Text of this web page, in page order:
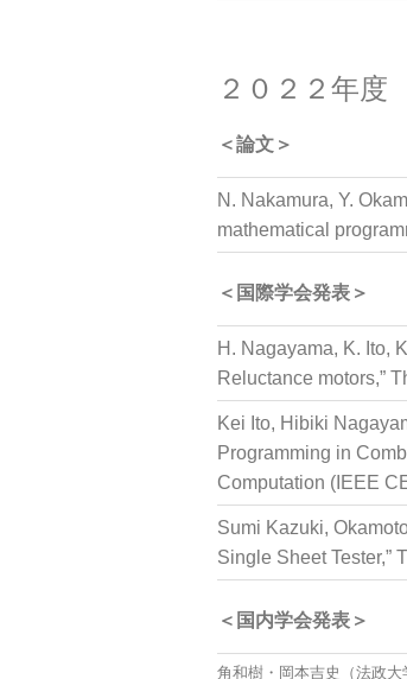
２０２２年度
＜論文＞
N. Nakamura, Y.
mathematical
＜国際学会発表＞
H. Nagayama, K. Ito,
Reluctance motors,”
Kei Ito, Hibiki
Programming in
Computation (IEEE
Sumi Kazuki,
Single Sheet Tester,”
＜国内学会発表＞
角和樹・岡本吉史（法政